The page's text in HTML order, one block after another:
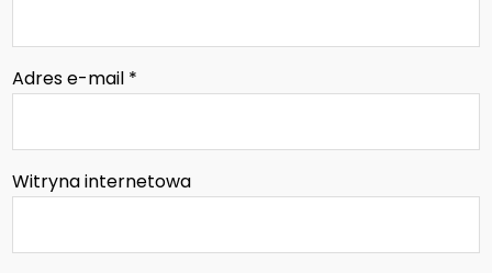
Adres e-mail *
Witryna internetowa